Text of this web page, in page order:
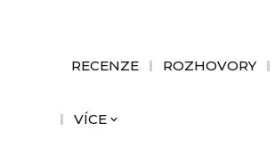
RECENZE ROZHOVORY
VÍCE